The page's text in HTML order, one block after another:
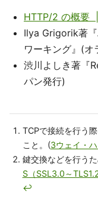
HTTP/2 の概
Ilya Grigorik著『
ワーキング』(オ
渋川よしき著『
パン発行)
TCPで接続を行う
こと。(3ウェイ・
鍵交換などを行う
S（SSL3.0～
↩